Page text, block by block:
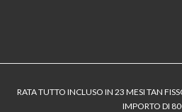
RATA TUTTO INCLUSO IN 23 MESI TAN
IMPORTO DI